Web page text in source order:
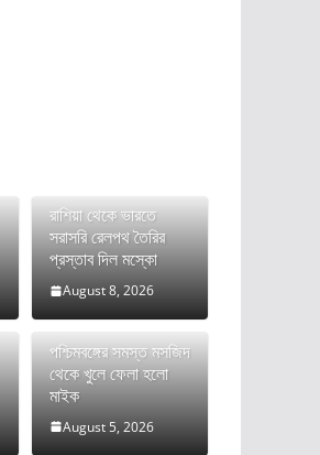
রাশিয়া থেকে ভারতে
সরাসরি রেলপথ তৈরির
প্রস্তাব দিল মস্কো
August 8, 2026
পশ্চিমবঙ্গের সমস্ত মসজিদ
থেকে খুলে ফেলা হলো
মাইক
August 5, 2026
দীর্ঘ রক্তক্ষয়ী সংগ্রামের